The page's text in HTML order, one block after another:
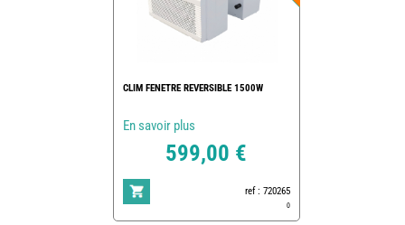
CLIM FENETRE REVERSIBLE 1500W
En savoir plus
599,00 €
ref : 720265
0